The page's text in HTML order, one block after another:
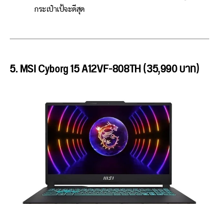
กระเป๋าเป้จะดีสุด
5. MSI Cyborg 15 A12VF-808TH (35,990 บาท)